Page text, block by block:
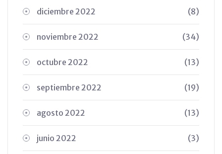
diciembre 2022 (8)
noviembre 2022 (34)
octubre 2022 (13)
septiembre 2022 (19)
agosto 2022 (13)
junio 2022 (3)